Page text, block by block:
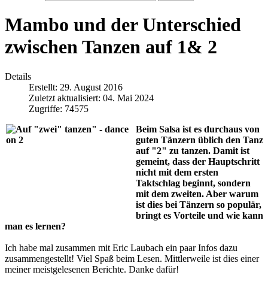
Mambo und der Unterschied
zwischen Tanzen auf 1& 2
Details
Erstellt: 29. August 2016
Zuletzt aktualisiert: 04. Mai 2024
Zugriffe: 74575
Beim Salsa ist es durchaus von
guten Tänzern üblich den Tanz
auf "2" zu tanzen. Damit ist
gemeint, dass der Hauptschritt
nicht mit dem ersten
Taktschlag beginnt, sondern
mit dem zweiten. Aber warum
ist dies bei Tänzern so populär,
bringt es Vorteile und wie kann
man es lernen?
Ich habe mal zusammen mit Eric Laubach ein paar Infos dazu
zusammengestellt! Viel Spaß beim Lesen. Mittlerweile ist dies einer
meiner meistgelesenen Berichte. Danke dafür!